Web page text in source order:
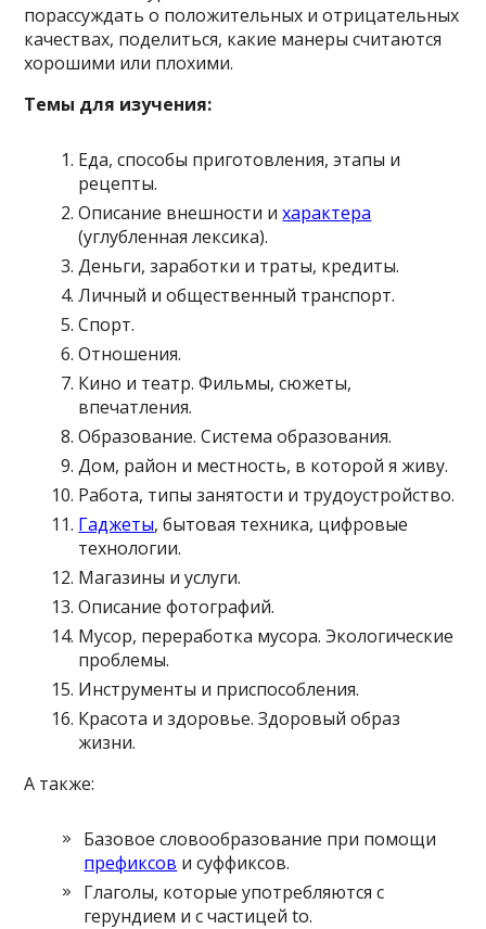
порассуждать о положительных и отрицательных
качествах, поделиться, какие манеры считаются
хорошими или плохими.
Темы для изучения:
Еда, способы приготовления, этапы и
рецепты.
Описание внешности ихарактера
(углубленная лексика).
Деньги, заработки и траты, кредиты.
Личный и общественный транспорт.
Спорт.
Отношения.
Кино и театр. Фильмы, сюжеты,
впечатления.
Образование. Система образования.
Дом, район и местность, в которой я живу.
Работа, типы занятости и трудоустройство.
Гаджеты, бытовая техника, цифровые
технологии.
Магазины и услуги.
Описание фотографий.
Мусор, переработка мусора. Экологические
проблемы.
Инструменты и приспособления.
Красота и здоровье. Здоровый образ
жизни.
А также:
Базовое словообразование при помощи
префиксов и суффиксов.
Глаголы, которые употребляются с
герундием и с частицей to.